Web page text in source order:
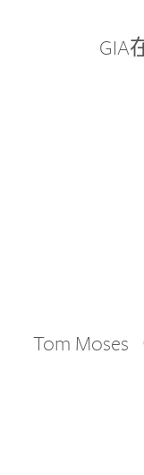
GIA
Tom